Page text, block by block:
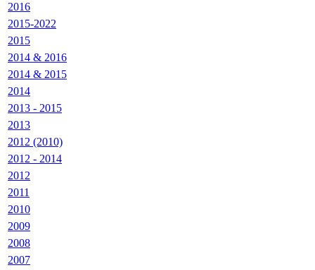
2016
2015-2022
2015
2014 & 2016
2014 & 2015
2014
2013 - 2015
2013
2012 (2010)
2012 - 2014
2012
2011
2010
2009
2008
2007